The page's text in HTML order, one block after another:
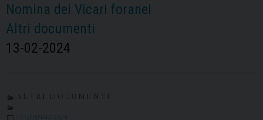
Nomina dei Vicari foranei
Altri documenti
13-02-2024
17 GENNAIO 2024